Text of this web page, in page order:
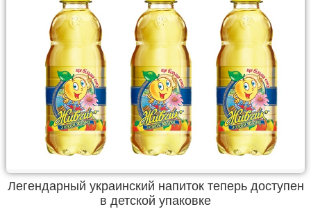
Легендарный украинский напиток теперь доступен
в детской упаковке